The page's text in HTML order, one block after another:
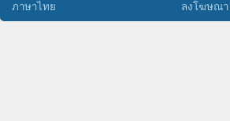
ภาษาไทย ลงโฆษณา